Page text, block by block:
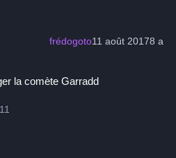
frédogoto11 août 20178 a
la comète Garradd